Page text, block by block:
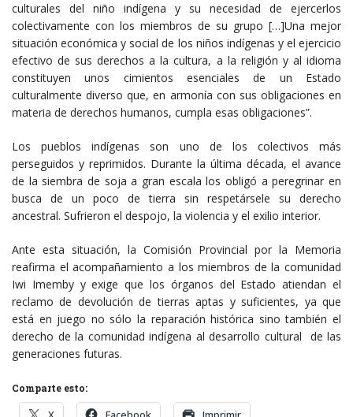
culturales del niño indígena y su necesidad de ejercerlos
colectivamente con los miembros de su grupo […]Una mejor
situación económica y social de los niños indígenas y el ejercicio
efectivo de sus derechos a la cultura, a la religión y al idioma
constituyen unos cimientos esenciales de un Estado
culturalmente diverso que, en armonía con sus obligaciones en
materia de derechos humanos, cumpla esas obligaciones”.
Los pueblos indígenas son uno de los colectivos más
perseguidos y reprimidos. Durante la última década, el avance
de la siembra de soja a gran escala los obligó a peregrinar en
busca de un poco de tierra sin respetársele su derecho
ancestral. Sufrieron el despojo, la violencia y el exilio interior.
Ante esta situación, la Comisión Provincial por la Memoria
reafirma el acompañamiento a los miembros de la comunidad
Iwi Imemby y exige que los órganos del Estado atiendan el
reclamo de devolución de tierras aptas y suficientes, ya que
está en juego no sólo la reparación histórica sino también el
derecho de la comunidad indígena al desarrollo cultural de las
generaciones futuras.
Comparte esto: